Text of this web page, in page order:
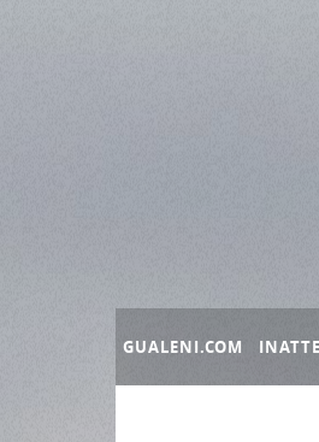
GUALENI.COM